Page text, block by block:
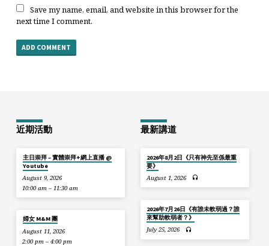
Save my name, email, and website in this browser for the
next time I comment.
近期活動
主日崇拜 – 實體崇拜+網上直播 @
Youtube
August 9, 2026
10:00 am – 11:30 am
婦女 M&M 團
August 11, 2026
2:00 pm – 4:00 pm
最新講道
2026年8月2日《只有神先至係最重
要》
August 1, 2026
2026年7月26日《有誰未軟弱過？誰
來幫助軟弱者？》
July 25, 2026